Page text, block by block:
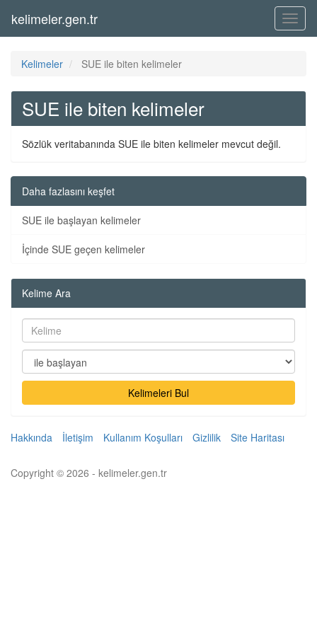
Menü
kelimeler.gen.tr
Kelimeler SUE ile biten kelimeler
SUE ile biten kelimeler
Sözlük veritabanında SUE ile biten kelimeler mevcut değil.
Daha fazlasını keşfet
SUE ile başlayan kelimeler
İçinde SUE geçen kelimeler
Kelime Ara
Kelimeleri Bul
Hakkında İletişim Kullanım Koşulları Gizlilik Site Haritası
Copyright © 2026 - kelimeler.gen.tr